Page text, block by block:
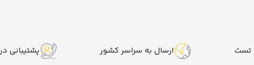
ارسال به سراسر کشور پشتیبانی در 7 روز